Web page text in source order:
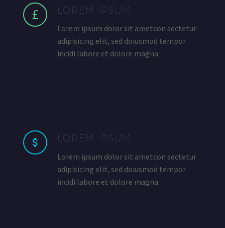
LOREM IPSUM
Lorem ipsum dolor sit ametcon sectetur
adipisicing elit, sed doiusmod tempor
incidi labore et dolore magna
LOREM IPSUM
Lorem ipsum dolor sit ametcon sectetur
adipisicing elit, sed doiusmod tempor
incidi labore et dolore magna